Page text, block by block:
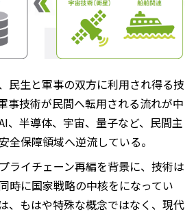
民生と軍事の双方に利用され得る技
事技術が民間へ転用される流れが中
、半導体、宇宙、量子など、民間主
全保障領域へ逆流している。
ライチェーン再編を背景に、技術は
時に国家戦略の中核をになってい
、もはや特殊な概念ではなく、現代